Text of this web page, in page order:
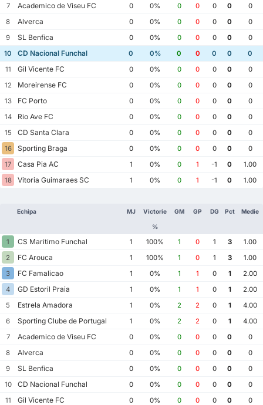
7
Academico de Viseu FC 0 0% 0 0 0 0
0
8
Alverca 0 0% 0 0 0 0
0
9
SL Benfica 0 0% 0 0 0 0
0
10
CD Nacional Funchal 0 0% 0 0 0 0
0
11
Gil Vicente FC 0 0% 0 0 0 0
0
12
Moreirense FC 0 0% 0 0 0 0
0
13
FC Porto 0 0% 0 0 0 0
0
14
Rio Ave FC 0 0% 0 0 0 0
0
15
CD Santa Clara 0 0% 0 0 0 0
0
16
Sporting Braga 0 0% 0 0 0 0
0
17
Casa Pia AC 1 0% 0 1 -1 0
1.00
18
Vitoria Guimaraes SC 1 0% 0 1 -1 0 1.00
Echipa MJ Victorie
%
GM GP DG Pct Medie
1 CS Maritimo Funchal 1 100% 1 0 1 3
1.00
2
FC Arouca 1 100% 1 0 1 3
1.00
3
FC Famalicao 1 0% 1 1 0 1
2.00
4
GD Estoril Praia 1 0% 1 1 0 1
2.00
5
Estrela Amadora 1 0% 2 2 0 1
4.00
6
Sporting Clube de Portugal 1 0% 2 2 0 1
4.00
7
Academico de Viseu FC 0 0% 0 0 0 0
0
8
Alverca 0 0% 0 0 0 0
0
9
SL Benfica 0 0% 0 0 0 0
0
10
CD Nacional Funchal 0 0% 0 0 0 0
0
11
Gil Vicente FC 0 0% 0 0 0 0
0